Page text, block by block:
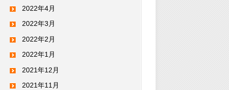
2022年4月
2022年3月
2022年2月
2022年1月
2021年12月
2021年11月